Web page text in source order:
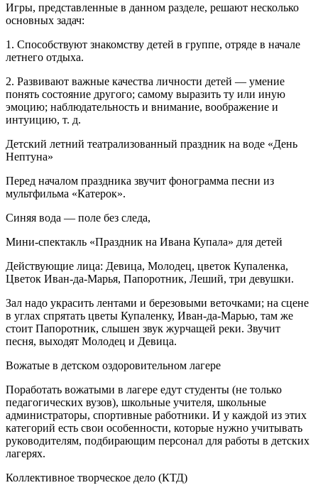
Игры, представленные в данном разделе, решают несколько
основных задач:
1. Способствуют знакомству детей в группе, отряде в начале
летнего отдыха.
2. Развивают важные качества личности детей — умение
понять состояние другого; самому выразить ту или иную
эмоцию; наблюдательность и внимание, воображение и
интуицию, т. д.
Детский летний театрализованный праздник на воде «День
Нептуна»
Перед началом праздника звучит фонограмма песни из
мультфильма «Катерок».
Синяя вода — поле без следа,
Мини-спектакль «Праздник на Ивана Купала» для детей
Действующие лица: Девица, Молодец, цветок Купаленка,
Цветок Иван-да-Марья, Папоротник, Леший, три девушки.
Зал надо украсить лентами и березовыми веточками; на сцене
в углах спрятать цветы Купаленку, Иван-да-Марью, там же
стоит Папоротник, слышен звук журчащей реки. Звучит
песня, выходят Молодец и Девица.
Вожатые в детском оздоровительном лагере
Поработать вожатыми в лагере едут студенты (не только
педагогических вузов), школьные учителя, школьные
администраторы, спортивные работники. И у каждой из этих
категорий есть свои особенности, которые нужно учитывать
руководителям, подбирающим персонал для работы в детских
лагерях.
Коллективное творческое дело (КТД)